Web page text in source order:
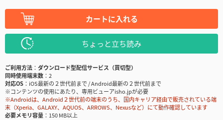
カートに入れる
ちょっと立ち読み
ご利用方法
ダウンロード型配信サービス（買切型）
同時使用端末数
2
対応OS
iOS最新の２世代前まで / Android最新の２世代前まで
※コンテンツの使用にあたり、専用ビューアisho.jpが必要
※Androidは、Android２世代前の端末のうち、国内キャリア経由で販売されている端
末（Xperia、GALAXY、AQUOS、ARROWS、Nexusなど）にて動作確認しています
必要メモリ容量
150 MB以上